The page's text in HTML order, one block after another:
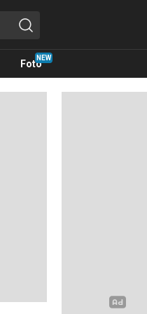
Foto